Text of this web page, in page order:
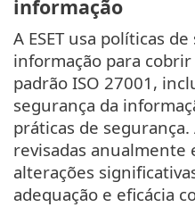
informação
A ESET usa políticas
informação para
padrão ISO 27001,
segurança da
práticas de segurança.
revisadas anualmente
alterações
adequação e eficácia